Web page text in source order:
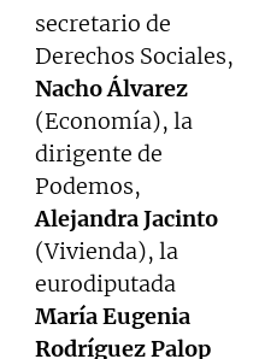
secretario de
Derechos Sociales,
Nacho Álvarez
(Economía), la
dirigente de
Podemos,
Alejandra Jacinto
(Vivienda), la
eurodiputada
María Eugenia
Rodríguez Palop